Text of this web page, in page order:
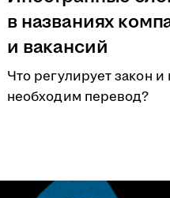
в названиях
и вакансий
Что регулирует закон и
необходим перевод?